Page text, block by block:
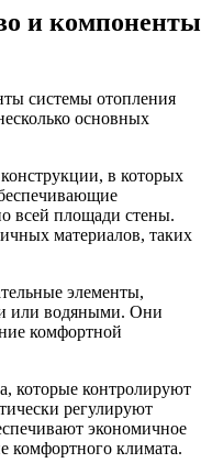
и компоненты
системы отопления
основных
в которых
всей площади стены.
материалов, таких
элементы,
или водяными. Они
комфортной
которые контролируют
регулируют
экономичное
комфортного климата.